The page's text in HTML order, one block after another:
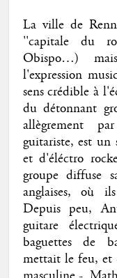
La ville de
''capitale du
Obispo…)
l'expression
sens crédible à
du détonnant
allègrement
guitariste, est un
et d'éléctro
groupe diffuse
anglaises, où
Depuis peu,
guitare
baguettes de
mettait le feu, et